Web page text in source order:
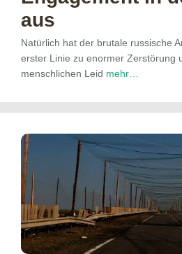
aus
Natürlich hat der brutale russische
erster Linie zu enormer Zerstörung
menschlichen Leid mehr…